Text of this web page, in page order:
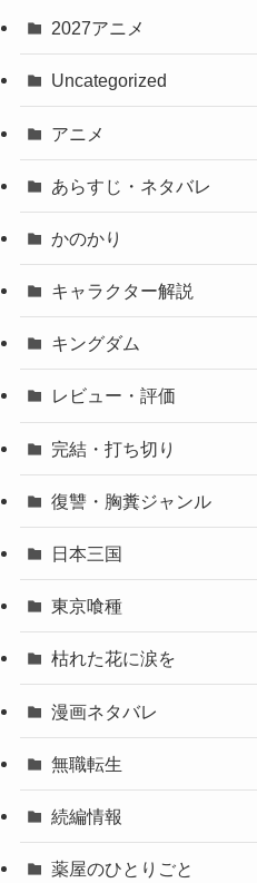
2027アニメ
Uncategorized
アニメ
あらすじ・ネタバレ
かのかり
キャラクター解説
キングダム
レビュー・評価
完結・打ち切り
復讐・胸糞ジャンル
日本三国
東京喰種
枯れた花に涙を
漫画ネタバレ
無職転生
続編情報
薬屋のひとりごと